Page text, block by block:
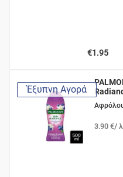
€1.95
Έξυπνη Αγορά
Lily
3.90 €/